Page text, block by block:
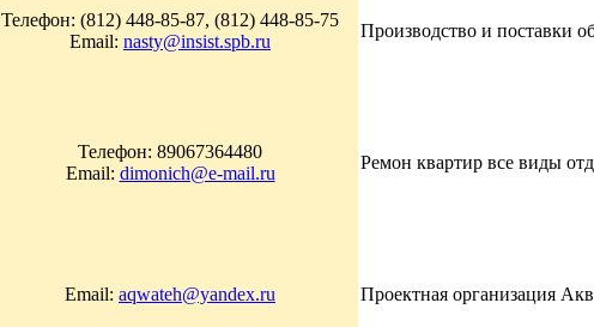
Телефон: (812) 448-85-87, (812) 448-85-75
Email: nasty@insist.spb.ru
Производство и поставки
Телефон: 89067364480
Email: dimonich@e-mail.ru
Ремон квартир все виды
Email: aqwateh@yandex.ru Проектная организация